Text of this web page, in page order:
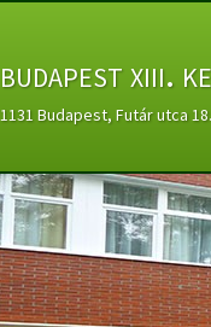
budapest xiii.
1131 Budapest, Futár utca